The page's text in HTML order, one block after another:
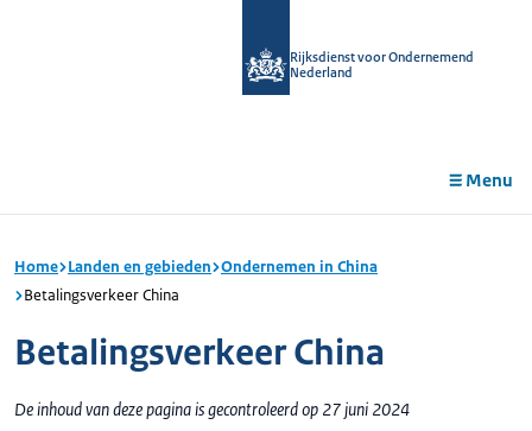
Rijksdienst voor Ondernemend
Nederland
Menu
Home Landen en gebieden Ondernemen in China
Betalingsverkeer China
Betalingsverkeer China
De inhoud van deze pagina is gecontroleerd op 27 juni 2024